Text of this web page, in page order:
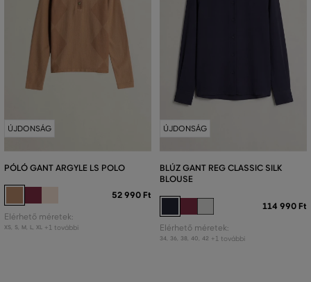
ÚJDONSÁG
PÓLÓ GANT ARGYLE LS POLO
52 990 Ft
Elérhető méretek:
XS, S, M L, XL +1 további
ÚJDONSÁG
BLÚZ GANT REG CLASSIC SILK
BLOUSE
114 990 Ft
Elérhető méretek:
34 36 38 40 42 +1 további